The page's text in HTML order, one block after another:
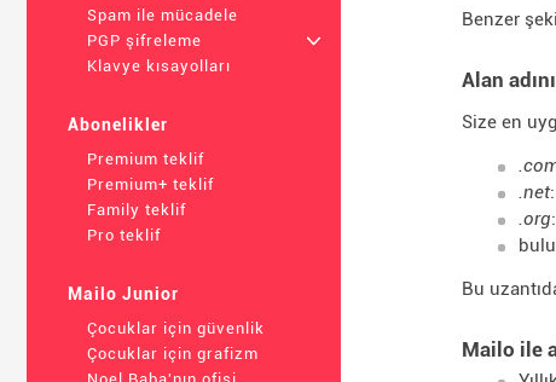
Spam ile mücadele
PGP şifreleme
+
Klavye kısayolları
Abonelikler
Premium teklif
Premium+ teklif
Family teklif
Pro teklif
Mailo Junior
Çocuklar için güvenlik
Çocuklar için grafizm
Benzer
Alan
Size en
.net
.org
Bu
Mailo ile